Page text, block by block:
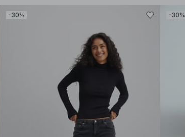
-30% -30%